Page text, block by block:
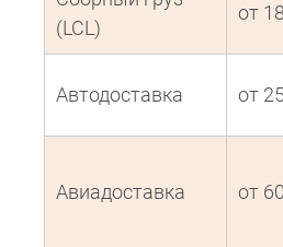
(LCL)
от
Автодоставка от
Авиадоставка от